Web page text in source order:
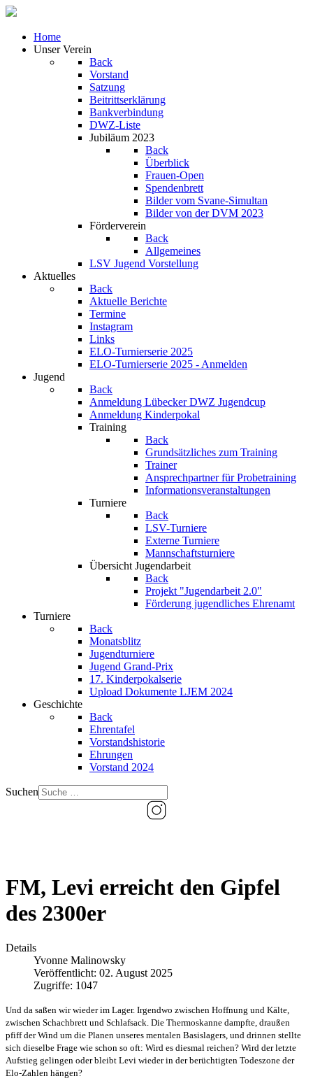
Home
Unser Verein
Back
Vorstand
Satzung
Beitrittserklärung
Bankverbindung
DWZ-Liste
Jubiläum 2023
Back
Überblick
Frauen-Open
Spendenbrett
Bilder vom Svane-Simultan
Bilder von der DVM 2023
Förderverein
Back
Allgemeines
LSV Jugend Vorstellung
Aktuelles
Back
Aktuelle Berichte
Termine
Instagram
Links
ELO-Turnierserie 2025
ELO-Turnierserie 2025 - Anmelden
Jugend
Back
Anmeldung Lübecker DWZ Jugendcup
Anmeldung Kinderpokal
Training
Back
Grundsätzliches zum Training
Trainer
Ansprechpartner für Probetraining
Informationsveranstaltungen
Turniere
Back
LSV-Turniere
Externe Turniere
Mannschaftsturniere
Übersicht Jugendarbeit
Back
Projekt "Jugendarbeit 2.0"
Förderung jugendliches Ehrenamt
Turniere
Back
Monatsblitz
Jugendturniere
Jugend Grand-Prix
17. Kinderpokalserie
Upload Dokumente LJEM 2024
Geschichte
Back
Ehrentafel
Vorstandshistorie
Ehrungen
Vorstand 2024
Suchen
FM, Levi erreicht den Gipfel
des 2300er
Details
Yvonne Malinowsky
Veröffentlicht: 02. August 2025
Zugriffe: 1047
Und da saßen wir wieder im Lager. Irgendwo zwischen Hoffnung und Kälte,
zwischen Schachbrett und Schlafsack. Die Thermoskanne dampfte, draußen
pfiff der Wind um die Planen unseres mentalen Basislagers, und drinnen stellte
sich dieselbe Frage wie schon so oft: Wird es diesmal reichen? Wird der letzte
Aufstieg gelingen oder bleibt Levi wieder in der berüchtigten Todeszone der
Elo-Zahlen hängen?